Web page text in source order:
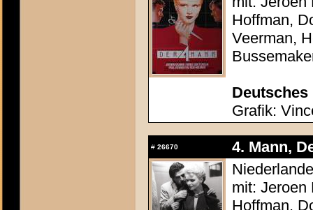
Hoffman,
Veerman,
Deutsches
Grafik:
# 26670
4. Mann,
mit: Jeroen
Hoffman,